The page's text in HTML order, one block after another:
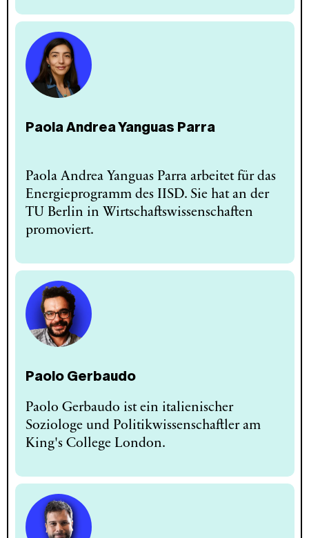
Paola Andrea Yanguas Parra
Paola Andrea Yanguas Parra arbeitet für das
Energieprogramm des IISD. Sie hat an der
TU Berlin in Wirtschaftswissenschaften
promoviert.
Paolo Gerbaudo
Paolo Gerbaudo ist ein italienischer
Soziologe und Politikwissenschaftler am
King's College London.